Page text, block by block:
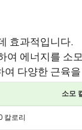
효과적입니다.
여 에너지를 소
다양한 근육
소모
칼로리